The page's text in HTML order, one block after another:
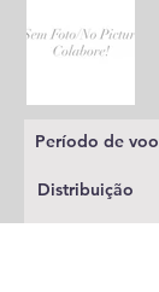
Período de voo
Distribuição